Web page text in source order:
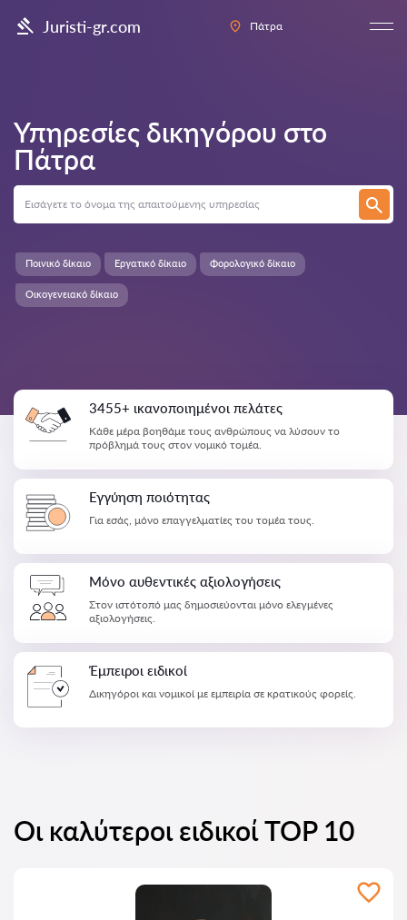
Juristi-gr.com Πάτρα
Υπηρεσίες δικηγόρου στο
Πάτρα
Οικογενειακό δίκαιο
Ποινικό δίκαιο Εργατικό δίκαιο Φορολογικό δίκαιο
3455+ ικανοποιημένοι πελάτες
Κάθε μέρα βοηθάμε τους ανθρώπους να λύσουν το
πρόβλημά τους στον νομικό τομέα.
Εγγύηση ποιότητας
Για εσάς, μόνο επαγγελματίες του τομέα τους.
Μόνο αυθεντικές αξιολογήσεις
Στον ιστότοπό μας δημοσιεύονται μόνο ελεγμένες
αξιολογήσεις.
Έμπειροι ειδικοί
Δικηγόροι και νομικοί με εμπειρία σε κρατικούς φορείς.
Οι καλύτεροι ειδικοί TOP 10